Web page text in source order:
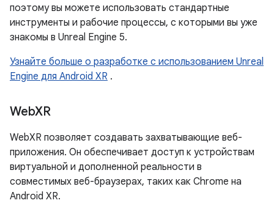
поэтому вы можете использовать стандартные
инструменты и рабочие процессы, с которыми вы уже
знакомы в Unreal Engine 5.
Узнайте больше о разработке с использованием Unreal
Engine для Android XR .
WebXR
WebXR позволяет создавать захватывающие веб-
приложения. Он обеспечивает доступ к устройствам
виртуальной и дополненной реальности в
совместимых веб-браузерах, таких как Chrome на
Android XR.